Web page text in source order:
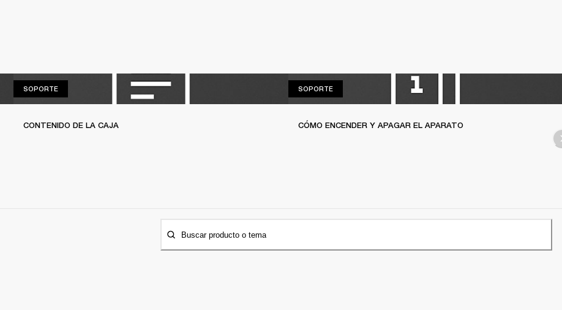
SOPORTESOPORTE
CONTENIDO DE LA CAJA
SOPORTESOPORTE
CÓMO ENCENDER Y APAGAR EL APARATO
Buscar producto o tema